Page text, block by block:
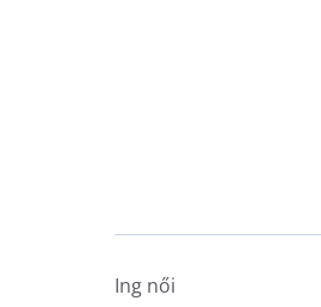
Ing női